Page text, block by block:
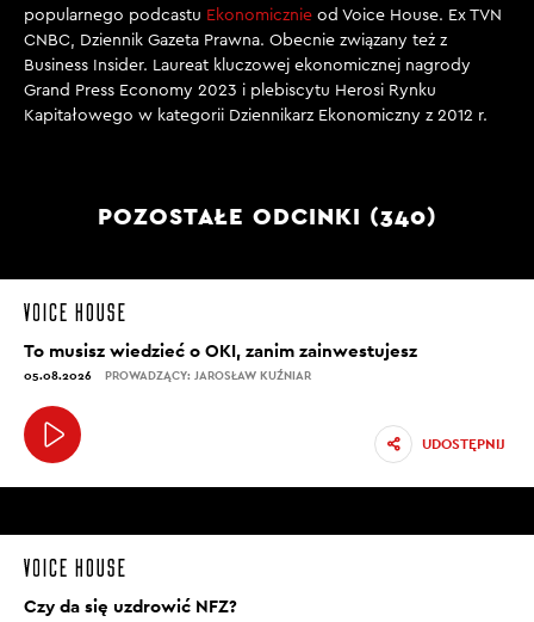
popularnego podcastu Ekonomicznie od Voice House. Ex TVN
CNBC, Dziennik Gazeta Prawna. Obecnie związany też z
Business Insider. Laureat kluczowej ekonomicznej nagrody
Grand Press Economy 2023 i plebiscytu Herosi Rynku
Kapitałowego w kategorii Dziennikarz Ekonomiczny z 2012 r.
POZOSTAŁE ODCINKI (340)
To musisz wiedzieć o OKI, zanim zainwestujesz
05.08.2026 PROWADZĄCY: JAROSŁAW KUŹNIAR
UDOSTĘPNIJ
Czy da się uzdrowić NFZ?